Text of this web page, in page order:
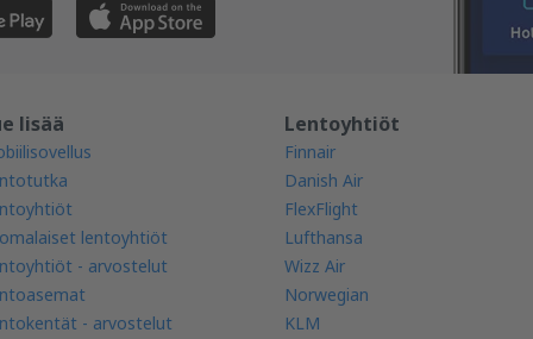
lisää
lentoyhtiöt
- arvostelut
- arvostelut
Lentoyhtiöt
Finnair
Danish Air
FlexFlight
Lufthansa
Wizz Air
Norwegian
KLM